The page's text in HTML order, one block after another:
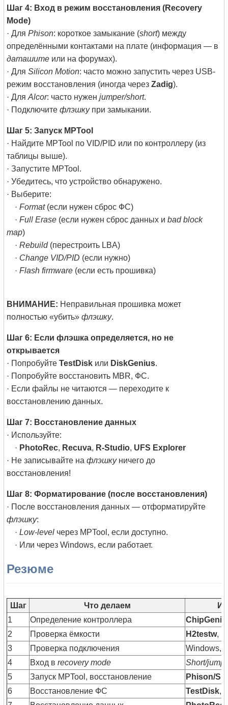
Шаг 4: Вход в режим восстановления (Recovery
Mode)
· ДляPhison: короткое замыкание (short) между
определёнными контактами на плате (информация — в
даташите или на форумах).
· ДляSilicon Motion: часто можно запустить через USB-
режим восстановления (иногда черезZadig).
· ДляAlcor: часто нуженjumper/short.
· Подключитефлэшкупри замыкании.
Шаг 5: Запуск MPTool
· Найдите MPTool по VID/PID или по контроллеру (из
таблицы выше).
· Запустите MPTool.
· Убедитесь, что устройство обнаружено.
· Выберите:
·Format(если нужен сброс ФС)
·Full Erase (если нужен сброс данных иbad block
map)
·Rebuild(перестроить LBA)
· Change VID/PID (если нужно)
·Flash firmware (если есть прошивка)
ВНИМАНИЕ: Неправильная прошивка может
полностью «убить»флэшку.
Шаг 6: Если флэшка определяется, но не
открывается
· ПопробуйтеTestDisk или DiskGenius.
· Попробуйте восстановить MBR, ФС.
· Если файлы не читаются — переходите к
восстановлению данных.
Шаг 7: Восстановление данных
· Используйте:
· PhotoRec, Recuva, R-Studio, UFS Explorer
· Не записывайте нафлэшкуничего до
восстановления!
Шаг 8: Форматирование (после восстановления)
· После восстановления данных — отформатируйте
флэшку:
·Low-level через MPTool, если доступно.
· Или через Windows, если работает.
Резюме
Шаг Что делаем
1
Определение контроллера
2
Проверка ёмкости H2testw,
3
Проверка подключения
Windows,
4
Вход вrecovery mode
Short/
5
Запуск MPTool, восстановление
Phison/
6
Восстановление ФС TestDisk,